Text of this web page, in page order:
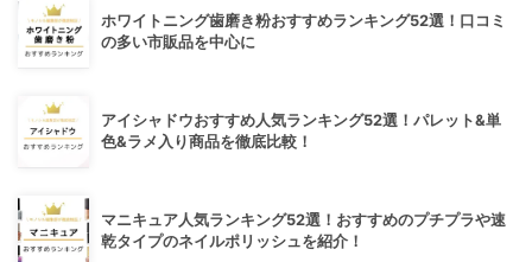
ホワイトニング歯磨き粉おすすめランキング52選！口コミ
の多い市販品を中心に
アイシャドウおすすめ人気ランキング52選！パレット&単
色&ラメ入り商品を徹底比較！
マニキュア人気ランキング52選！おすすめのプチプラや速
乾タイプのネイルポリッシュを紹介！